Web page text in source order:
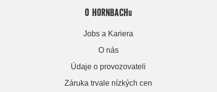
O HORNBACHu
Jobs a Kariera
O nás
Údaje o provozovateli
Záruka trvale nízkých cen